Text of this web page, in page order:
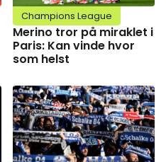
Champions League
Merino tror på miraklet i
Paris: Kan vinde hvor
som helst